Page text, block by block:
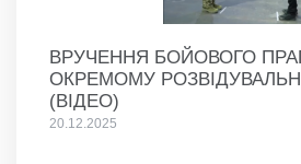
ВРУЧЕННЯ БОЙОВОГО
ОКРЕМОМУ
(ВІДЕО)
20.12.2025